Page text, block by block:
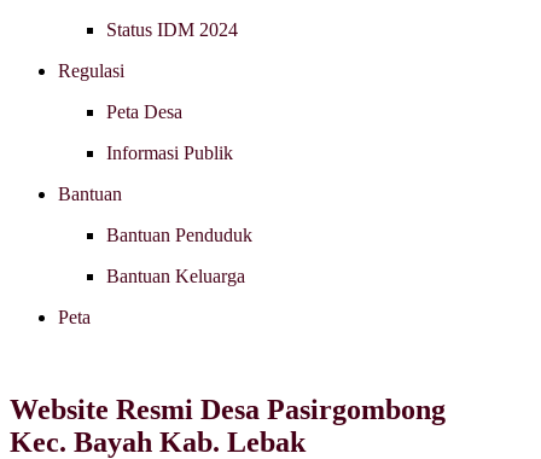
Status IDM 2024
Regulasi
Peta Desa
Informasi Publik
Bantuan
Bantuan Penduduk
Bantuan Keluarga
Peta
Website Resmi Desa Pasirgombong
Kec. Bayah Kab. Lebak